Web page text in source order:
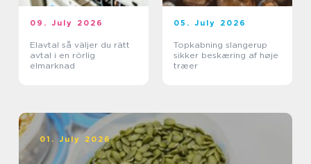
09. July 2026
Elavtal så väljer du rätt
avtal i en rörlig
elmarknad
05. July 2026
Topkabning slangerup
sikker beskæring af høje
træer
01. July 2026